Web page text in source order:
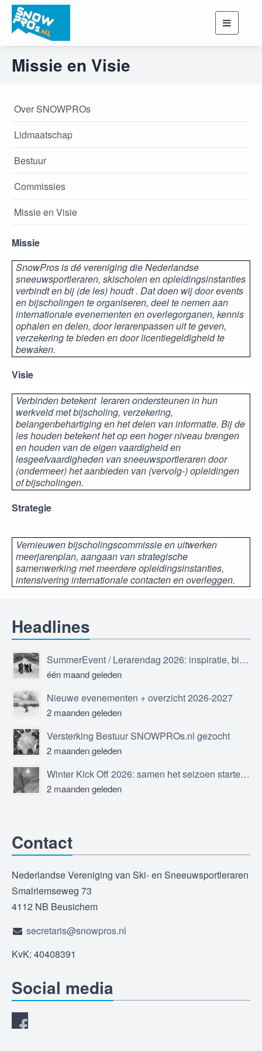
Toggle
Missie en Visie
Over SNOWPROs
Lidmaatschap
Bestuur
Commissies
Missie en Visie
Missie
SnowPros is dé vereniging die Nederlandse
sneeuwsportleraren, skischolen en opleidingsinstanties
verbindt en bij (de les) houdt . Dat doen wij door events
en bijscholingen te organiseren, deel te nemen aan
internationale evenementen en overlegorganen, kennis
ophalen en delen, door lerarenpassen uit te geven,
verzekering te bieden en door licentiegeldigheid te
bewaken.
Visie
Verbinden betekent leraren ondersteunen in hun
werkveld met bijscholing, verzekering,
belangenbehartiging en het delen van informatie. Bij de
les houden betekent het op een hoger niveau brengen
en houden van de eigen vaardigheid en
lesgeefvaardigheden van sneeuwsportleraren door
(ondermeer) het aanbieden van (vervolg-) opleidingen
of bijscholingen.
Strategie
Vernieuwen bijscholingscommissie en uitwerken
meerjarenplan, aangaan van strategische
samenwerking met meerdere opleidingsinstanties,
intensivering internationale contacten en overleggen.
Headlines
SummerEvent / Lerarendag 2026: inspiratie, bijscholing en ontmoeting
één maand geleden
Nieuwe evenementen + overzicht 2026-2027
2 maanden geleden
Versterking Bestuur SNOWPROs.nl gezocht
2 maanden geleden
Winter Kick Off 2026: samen het seizoen starten in Sölden
2 maanden geleden
Contact
Nederlandse Vereniging van Ski- en Sneeuwsportleraren
Smalriemseweg 73
4112 NB Beusichem
secretaris@snowpros.nl
KvK: 40408391
Social media